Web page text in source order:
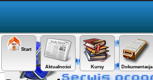
Start
Aktualności Kursy Dokumentacja